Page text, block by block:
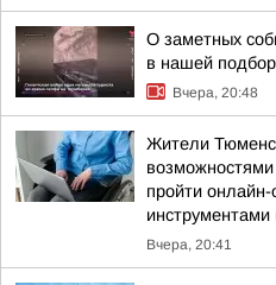
О заметных
в нашей
Вчера, 20:48
Жители
возможностями
пройти
инструментами
Вчера, 20:41